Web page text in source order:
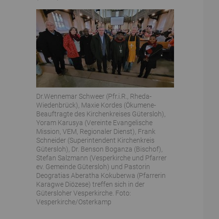
Dr.Wennemar Schweer (Pfr.i.R., Rheda-
Wiedenbrück), Maxie Kordes (Ökumene-
Beauftragte des Kirchenkreises Gütersloh),
Yoram Karusya (Vereinte Evangelische
Mission, VEM, Regionaler Dienst), Frank
Schneider (Superintendent Kirchenkreis
Gütersloh), Dr. Benson Boganza (Bischof),
Stefan Salzmann (Vesperkirche und Pfarrer
ev. Gemeinde Gütersloh) und Pastorin
Deogratias Aberatha Kokuberwa (Pfarrerin
Karagwe Diözese) treffen sich in der
Gütersloher Vesperkirche. Foto:
Vesperkirche/Osterkamp